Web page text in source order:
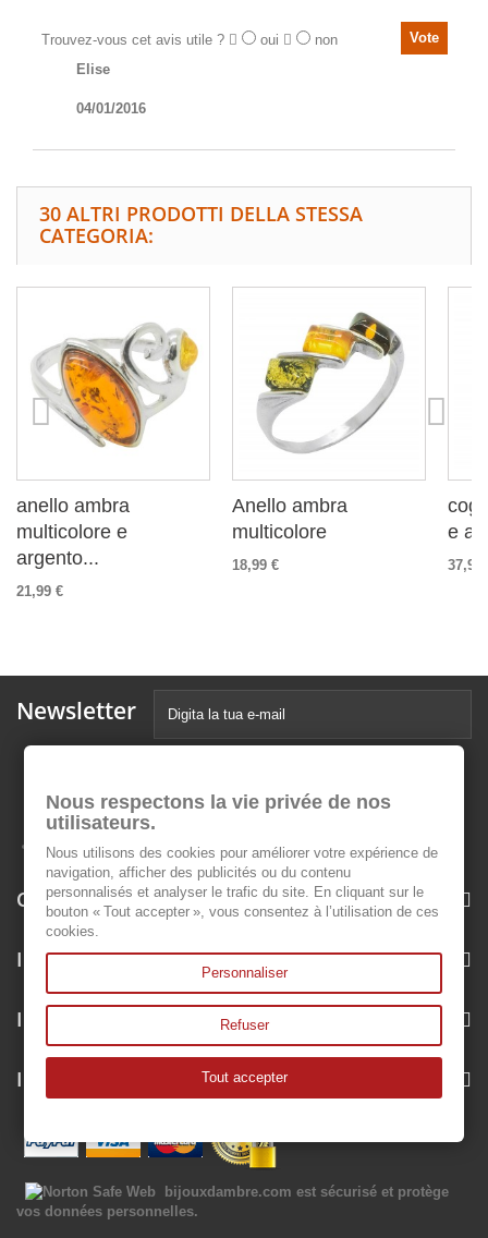
Trouvez-vous cet avis utile ? oui
non
Elise
04/01/2016
30 ALTRI PRODOTTI DELLA STESSA
CATEGORIA:
anello ambra
multicolore e
argento...
21,99 €
Anello ambra
multicolore
18,99 €
e
37,99
Newsletter
Categorie
Informazioni
Il mio account
Informazioni negozio
bijouxdambre.com est sécurisé et protège
vos données personnelles.
Nous respectons la vie privée de nos
utilisateurs.
Nous utilisons des cookies pour améliorer votre expérience de
navigation, afficher des publicités ou du contenu
personnalisés et analyser le trafic du site. En cliquant sur le
bouton « Tout accepter », vous consentez à l’utilisation de ces
cookies.
Personnaliser
Refuser
Tout accepter